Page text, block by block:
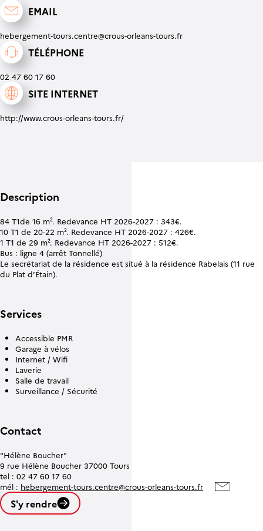
EMAIL
hebergement-tours.centre@crous-orleans-tours.fr
TÉLÉPHONE
02 47 60 17 60
SITE INTERNET
http://www.crous-orleans-tours.fr/
Description
84 T1de 16 m². Redevance HT 2026-2027 : 343€.
10 T1 de 20-22 m². Redevance HT 2026-2027 : 426€.
1 T1 de 29 m². Redevance HT 2026-2027 : 512€.
Bus : ligne 4 (arrêt Tonnellé)
Le secrétariat de la résidence est situé à la résidence Rabelais (11 rue
du Plat d’Étain).
Services
Accessible PMR
Garage à vélos
Internet / Wifi
Laverie
Salle de travail
Surveillance / Sécurité
Contact
"Hélène Boucher"
9 rue Hélène Boucher 37000 Tours
tel : 02 47 60 17 60
mél : hebergement-tours.centre@crous-orleans-tours.fr
S'y rendre